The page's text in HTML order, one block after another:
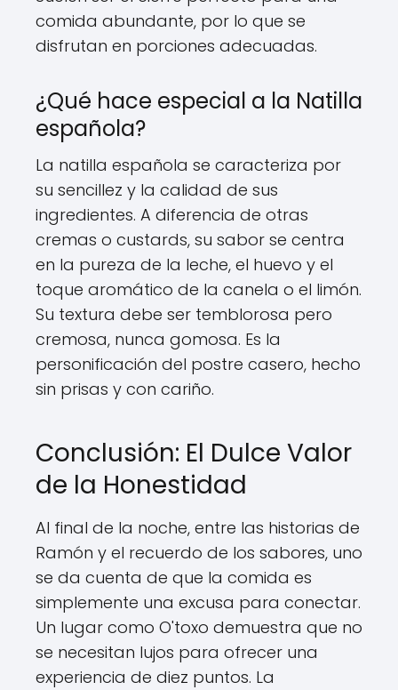
comida abundante, por lo que se
disfrutan en porciones adecuadas.
¿Qué hace especial a la Natilla
española?
La natilla española se caracteriza por
su sencillez y la calidad de sus
ingredientes. A diferencia de otras
cremas o custards, su sabor se centra
en la pureza de la leche, el huevo y el
toque aromático de la canela o el limón.
Su textura debe ser temblorosa pero
cremosa, nunca gomosa. Es la
personificación del postre casero, hecho
sin prisas y con cariño.
Conclusión: El Dulce Valor
de la Honestidad
Al final de la noche, entre las historias de
Ramón y el recuerdo de los sabores, uno
se da cuenta de que la comida es
simplemente una excusa para conectar.
Un lugar como O'toxo demuestra que no
se necesitan lujos para ofrecer una
experiencia de diez puntos. La